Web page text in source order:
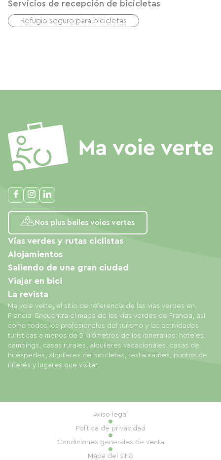
Servicios de recepción de bicicletas
Refugio seguro para bicicletas
Nos plus belles voies vertes
Ma voie verte, el sitio de referencia de las vías verdes en
Francia. Encuentra el mapa de las vías verdes de Francia, así
como todos los profesionales del turismo y las actividades
turísticas a menos de 5 kilómetros de los itinerarios: hoteles,
campings, casas rurales, alquileres vacacionales, casas de
huéspedes, alquileres de bicicletas, restaurantes, puntos de
interés y lugares que visitar.
Vías verdes y rutas ciclistas
Alojamientos
Saliendo de una gran ciudad
Viajar en bici
La revista
Aviso legal
Política de privacidad
Condiciones generales de venta
Mapa del sitio